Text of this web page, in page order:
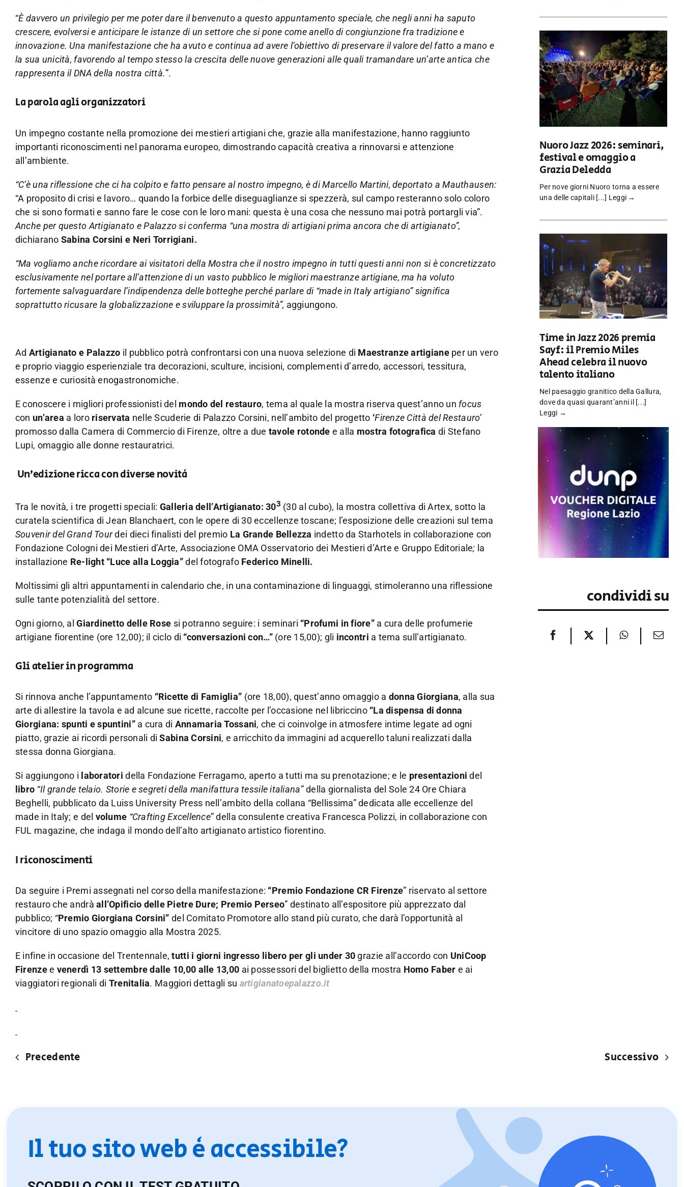
“È davvero un privilegio per me poter dare il benvenuto a questo appuntamento speciale, che negli anni ha saputo
crescere, evolversi e anticipare le istanze di un settore che si pone come anello di congiunzione fra tradizione e
innovazione. Una manifestazione che ha avuto e continua ad avere l’obiettivo di preservare il valore del fatto a mano e
la sua unicità, favorendo al tempo stesso la crescita delle nuove generazioni alle quali tramandare un’arte antica che
rappresenta il DNA della nostra città.”.
La parola agli organizzatori
Un impegno costante nella promozione dei mestieri artigiani che, grazie alla manifestazione, hanno raggiunto
importanti riconoscimenti nel panorama europeo, dimostrando capacità creativa a rinnovarsi e attenzione
all’ambiente.
“C’è una riflessione che ci ha colpito e fatto pensare al nostro impegno, è di Marcello Martini, deportato a Mauthausen:
“A proposito di crisi e lavoro… quando la forbice delle diseguaglianze si spezzerà, sul campo resteranno solo coloro
che si sono formati e sanno fare le cose con le loro mani: questa è una cosa che nessuno mai potrà portargli via”.
Anche per questo Artigianato e Palazzo si conferma “una mostra di artigiani prima ancora che di artigianato”,
dichiarano Sabina Corsini e Neri Torrigiani.
“Ma vogliamo anche ricordare ai visitatori della Mostra che il nostro impegno in tutti questi anni non si è concretizzato
esclusivamente nel portare all’attenzione di un vasto pubblico le migliori maestranze artigiane, ma ha voluto
fortemente salvaguardare l’indipendenza delle botteghe perché parlare di “made in Italy artigiano” significa
soprattutto ricusare la globalizzazione e sviluppare la prossimità”, aggiungono.
Ad Artigianato e Palazzo il pubblico potrà confrontarsi con una nuova selezione di Maestranze artigianeper un vero
e proprio viaggio esperienziale tra decorazioni, sculture, incisioni, complementi d’arredo, accessori, tessitura,
essenze e curiosità enogastronomiche.
E conoscere i migliori professionisti del mondo del restauro, tema al quale la mostra riserva quest’anno un focus
con un’area a lororiservata nelle Scuderie di Palazzo Corsini, nell’ambito del progetto ‘Firenze Città del Restauro’
promosso dalla Camera di Commercio di Firenze, oltre a due tavole rotonde e alla mostra fotografica di Stefano
Lupi, omaggio alle donne restauratrici.
Un’edizione ricca con diverse novità
Tra le novità, i tre progetti speciali: Galleria dell’Artigianato: 303 (30 al cubo), la mostra collettiva di Artex, sotto la
curatela scientifica di Jean Blanchaert, con le opere di 30 eccellenze toscane; l’esposizione delle creazioni sul tema
Souvenir del Grand Tourdei dieci finalisti del premio La Grande Bellezza indetto da Starhotels in collaborazione con
Fondazione Cologni dei Mestieri d’Arte, Associazione OMA Osservatorio dei Mestieri d’Arte e Gruppo Editoriale; la
installazione Re-light “Luce alla Loggia”del fotografoFederico Minelli.
Moltissimi gli altri appuntamenti in calendario che, in una contaminazione di linguaggi, stimoleranno una riflessione
sulle tante potenzialità del settore.
Ogni giorno, al Giardinetto delle Rose si potranno seguire: i seminari “Profumi in fiore” a cura delle profumerie
artigiane fiorentine (ore 12,00); il ciclo di “conversazioni con…” (ore 15,00); gli incontri a tema sull’artigianato.
Gli atelier in programma
Si rinnova anche l’appuntamento “Ricette di Famiglia” (ore 18,00), quest’anno omaggio a donna Giorgiana, alla sua
arte di allestire la tavola e ad alcune sue ricette, raccolte per l’occasione nel libriccino “La dispensa di donna
Giorgiana: spunti e spuntini” a cura di Annamaria Tossani, che ci coinvolge in atmosfere intime legate ad ogni
piatto, grazie ai ricordi personali di Sabina Corsini, e arricchito da immagini ad acquerello taluni realizzati dalla
stessa donna Giorgiana.
Si aggiungono i laboratoridella Fondazione Ferragamo, aperto a tutti ma su prenotazione; e le presentazioni del
libro “Il grande telaio. Storie e segreti della manifattura tessile italiana” della giornalista del Sole 24 Ore Chiara
Beghelli, pubblicato da Luiss University Press nell’ambito della collana “Bellissima” dedicata alle eccellenze del
made in Italy; e del volume “Crafting Excellence” della consulente creativa Francesca Polizzi, in collaborazione con
FUL magazine, che indaga il mondo dell’alto artigianato artistico fiorentino.
I riconoscimenti
Da seguire i Premi assegnati nel corso della manifestazione: “Premio Fondazione CR Firenze” riservato al settore
restauro che andràall’Opificio delle Pietre Dure; Premio Perseo” destinato all’espositore più apprezzato dal
pubblico; “Premio Giorgiana Corsini” del Comitato Promotore allo stand più curato, che darà l’opportunità al
vincitore di uno spazio omaggio alla Mostra 2025.
E infine in occasione del Trentennale,tutti i giorni ingresso libero per gli under 30 grazie all’accordo con UniCoop
Firenzee venerdì 13 settembre dalle 10,00 alle 13,00 ai possessori del biglietto della mostra Homo Faber e ai
viaggiatori regionali di Trenitalia. Maggiori dettagli su artigianatoepalazzo.it
Nuoro Jazz 2026: seminari,
festival e omaggio a
Grazia Deledda
Per nove giorni Nuoro torna a essere
una delle capitali [...] Leggi →
Time in Jazz 2026 premia
Sayf: il Premio Miles
Ahead celebra il nuovo
talento italiano
Nel paesaggio granitico della Gallura,
dove da quasi quarant’anni il [...]
Leggi →
condividi su
Precedente Successivo
Il tuo sito web è accessibile?